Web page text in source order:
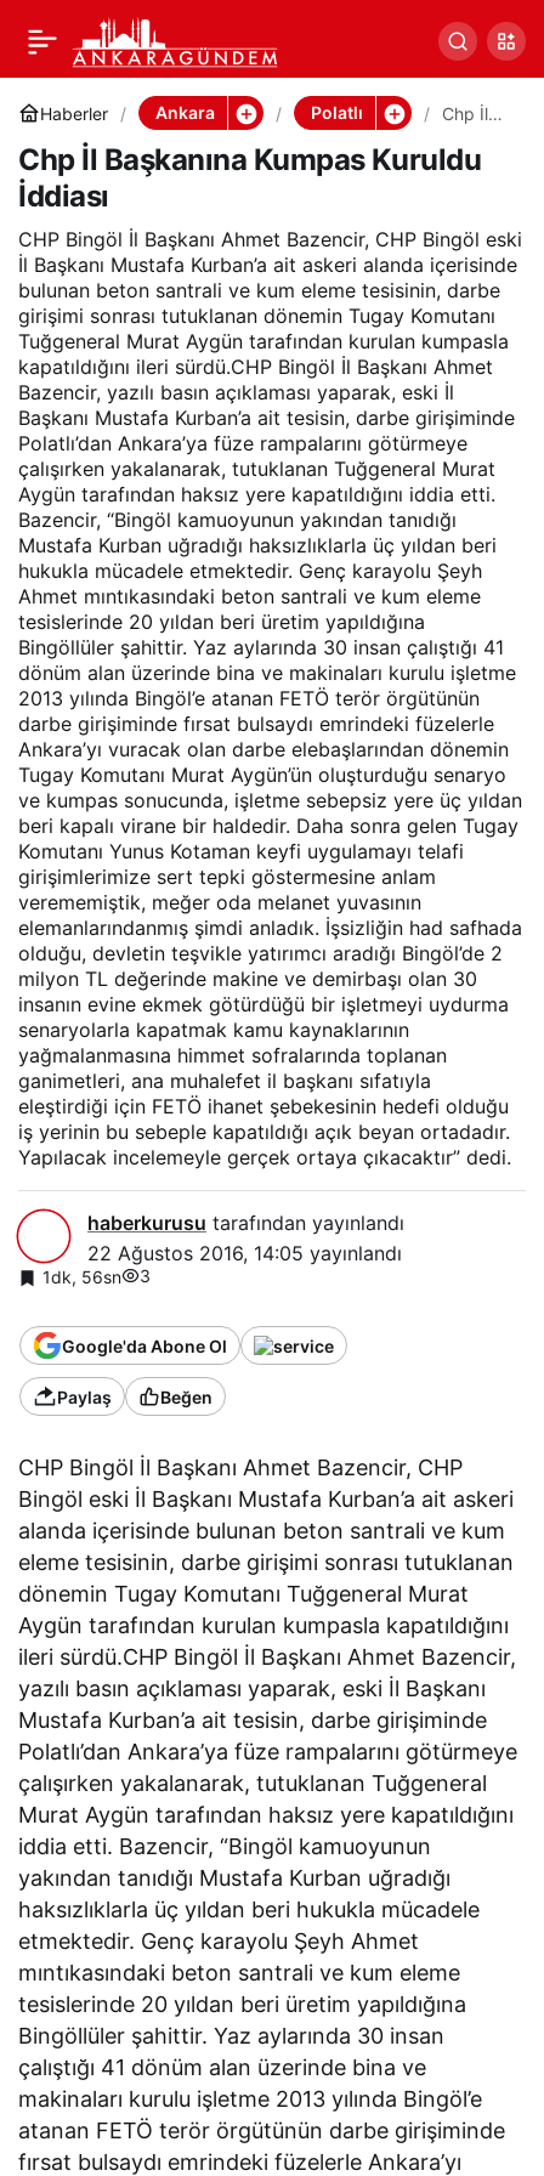
Haberler Ankara Polatlı
Chp İl
a
Kumpas
Chp İl Başkanına Kumpas Kuruldu
İddiası
CHP Bingöl İl Başkanı Ahmet Bazencir, CHP Bingöl eski
İl Başkanı Mustafa Kurban’a ait askeri alanda içerisinde
bulunan beton santrali ve kum eleme tesisinin, darbe
girişimi sonrası tutuklanan dönemin Tugay Komutanı
Tuğgeneral Murat Aygün tarafından kurulan kumpasla
kapatıldığını ileri sürdü.CHP Bingöl İl Başkanı Ahmet
Bazencir, yazılı basın açıklaması yaparak, eski İl
Başkanı Mustafa Kurban’a ait tesisin, darbe girişiminde
Polatlı’dan Ankara’ya füze rampalarını götürmeye
çalışırken yakalanarak, tutuklanan Tuğgeneral Murat
Aygün tarafından haksız yere kapatıldığını iddia etti.
Bazencir, “Bingöl kamuoyunun yakından tanıdığı
Mustafa Kurban uğradığı haksızlıklarla üç yıldan beri
hukukla mücadele etmektedir. Genç karayolu Şeyh
Ahmet mıntıkasındaki beton santrali ve kum eleme
tesislerinde 20 yıldan beri üretim yapıldığına
Bingöllüler şahittir. Yaz aylarında 30 insan çalıştığı 41
dönüm alan üzerinde bina ve makinaları kurulu işletme
2013 yılında Bingöl’e atanan FETÖ terör örgütünün
darbe girişiminde fırsat bulsaydı emrindeki füzelerle
Ankara’yı vuracak olan darbe elebaşlarından dönemin
Tugay Komutanı Murat Aygün’ün oluşturduğu senaryo
ve kumpas sonucunda, işletme sebepsiz yere üç yıldan
beri kapalı virane bir haldedir. Daha sonra gelen Tugay
Komutanı Yunus Kotaman keyfi uygulamayı telafi
girişimlerimize sert tepki göstermesine anlam
verememiştik, meğer oda melanet yuvasının
elemanlarındanmış şimdi anladık. İşsizliğin had safhada
olduğu, devletin teşvikle yatırımcı aradığı Bingöl’de 2
milyon TL değerinde makine ve demirbaşı olan 30
insanın evine ekmek götürdüğü bir işletmeyi uydurma
senaryolarla kapatmak kamu kaynaklarının
yağmalanmasına himmet sofralarında toplanan
ganimetleri, ana muhalefet il başkanı sıfatıyla
eleştirdiği için FETÖ ihanet şebekesinin hedefi olduğu
iş yerinin bu sebeple kapatıldığı açık beyan ortadadır.
Yapılacak incelemeyle gerçek ortaya çıkacaktır” dedi.
haberkurusu tarafından yayınlandı
22 Ağustos 2016, 14:05 yayınlandı
1dk, 56sn 3
Google'da Abone Ol
Paylaş Beğen
CHP Bingöl İl Başkanı Ahmet Bazencir, CHP
Bingöl eski İl Başkanı Mustafa Kurban’a ait askeri
alanda içerisinde bulunan beton santrali ve kum
eleme tesisinin, darbe girişimi sonrası tutuklanan
dönemin Tugay Komutanı Tuğgeneral Murat
Aygün tarafından kurulan kumpasla kapatıldığını
ileri sürdü.CHP Bingöl İl Başkanı Ahmet Bazencir,
yazılı basın açıklaması yaparak, eski İl Başkanı
Mustafa Kurban’a ait tesisin, darbe girişiminde
Polatlı’dan Ankara’ya füze rampalarını götürmeye
çalışırken yakalanarak, tutuklanan Tuğgeneral
Murat Aygün tarafından haksız yere kapatıldığını
iddia etti. Bazencir, “Bingöl kamuoyunun
yakından tanıdığı Mustafa Kurban uğradığı
haksızlıklarla üç yıldan beri hukukla mücadele
etmektedir. Genç karayolu Şeyh Ahmet
mıntıkasındaki beton santrali ve kum eleme
tesislerinde 20 yıldan beri üretim yapıldığına
Bingöllüler şahittir. Yaz aylarında 30 insan
çalıştığı 41 dönüm alan üzerinde bina ve
makinaları kurulu işletme 2013 yılında Bingöl’e
atanan FETÖ terör örgütünün darbe girişiminde
fırsat bulsaydı emrindeki füzelerle Ankara’yı
Chp İl Başkanına Kumpas
Kuruldu İddiası
Paylaş